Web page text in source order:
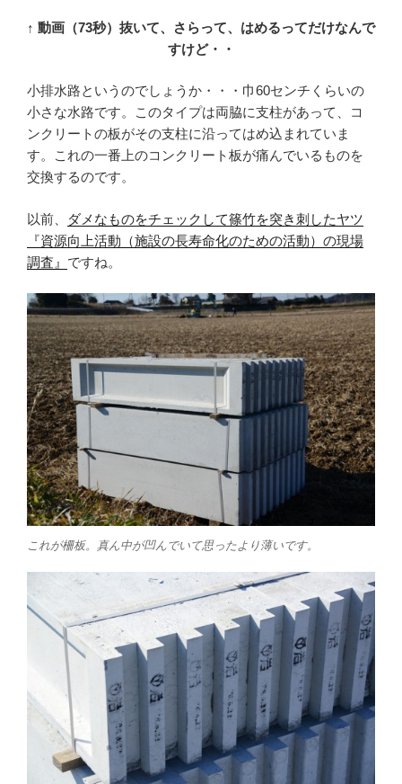
↑ 動画（73秒）抜いて、さらって、はめるってだけなんで
すけど・・
小排水路というのでしょうか・・・巾60センチくらいの
小さな水路です。このタイプは両脇に支柱があって、コ
ンクリートの板がその支柱に沿ってはめ込まれていま
す。これの一番上のコンクリート板が痛んでいるものを
交換するのです。
以前、
ダメなものをチェックして篠竹を突き刺したヤツ
『資源向上活動（施設の長寿命化のための活動）の現場
調査』 ですね。
これが柵板。真ん中が凹んでいて思ったより薄いです。